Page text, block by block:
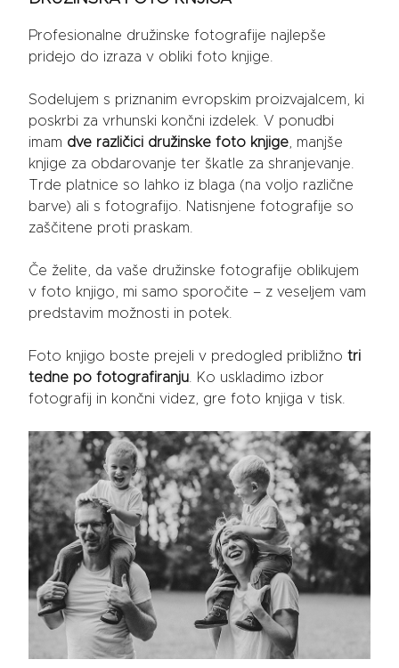
Profesionalne družinske fotografije najlepše
pridejo do izraza v obliki foto knjige.
Sodelujem s priznanim evropskim proizvajalcem, ki
poskrbi za vrhunski končni izdelek. V ponudbi
imam dve različici družinske foto knjige , manjše
knjige za obdarovanje ter škatle za shranjevanje.
Trde platnice so lahko iz blaga (na voljo različne
barve) ali s fotografijo. Natisnjene fotografije so
zaščitene proti praskam.
Če želite, da vaše družinske fotografije oblikujem
v foto knjigo, mi samo sporočite – z veseljem vam
predstavim možnosti in potek.
Foto knjigo boste prejeli v predogled približno tri
tedne po fotografiranju . Ko uskladimo izbor
fotografij in končni videz, gre foto knjiga v tisk.